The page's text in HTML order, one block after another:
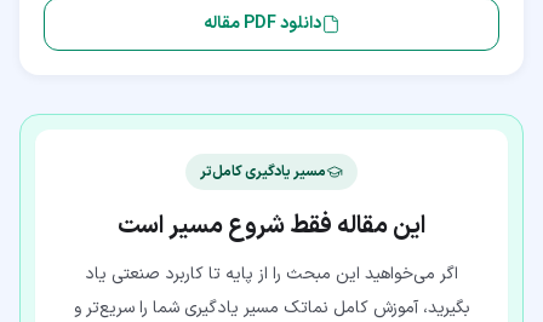
دانلود PDF مقاله
مسیر یادگیری کامل‌تر
این مقاله فقط شروع مسیر است
اگر می‌خواهید این مبحث را از پایه تا کاربرد صنعتی یاد
بگیرید، آموزش کامل نماتک مسیر یادگیری شما را سریع‌تر و